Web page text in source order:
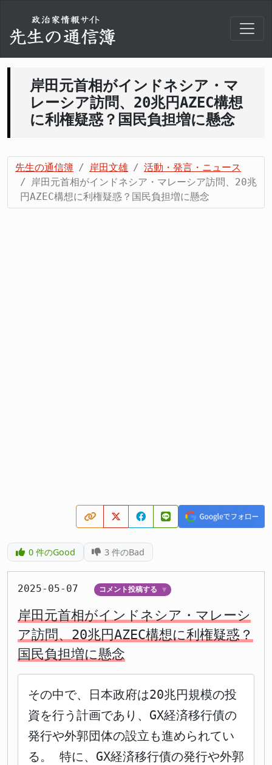
岸田元首相がインドネシア・マ
レーシア訪問、20兆円AZEC構想
に利権疑惑？国民負担増に懸念
先生の通信簿 岸田文雄
活動・発言・ニュース
岸田元首相がインドネシア・マレーシア訪問、20兆
円AZEC構想に利権疑惑？国民負担増に懸念
0件のGood 3 件のBad
2025-05-07 コメント投稿する ▼
岸田元首相がインドネシア・マレーシ
ア訪問、20兆円AZEC構想に利権疑惑？
国民負担増に懸念
その中で、日本政府は20兆円規模の投
資を行う計画であり、GX経済移行債の
発行や外郭団体の設立も進められてい
る。 特に、GX経済移行債の発行や外郭